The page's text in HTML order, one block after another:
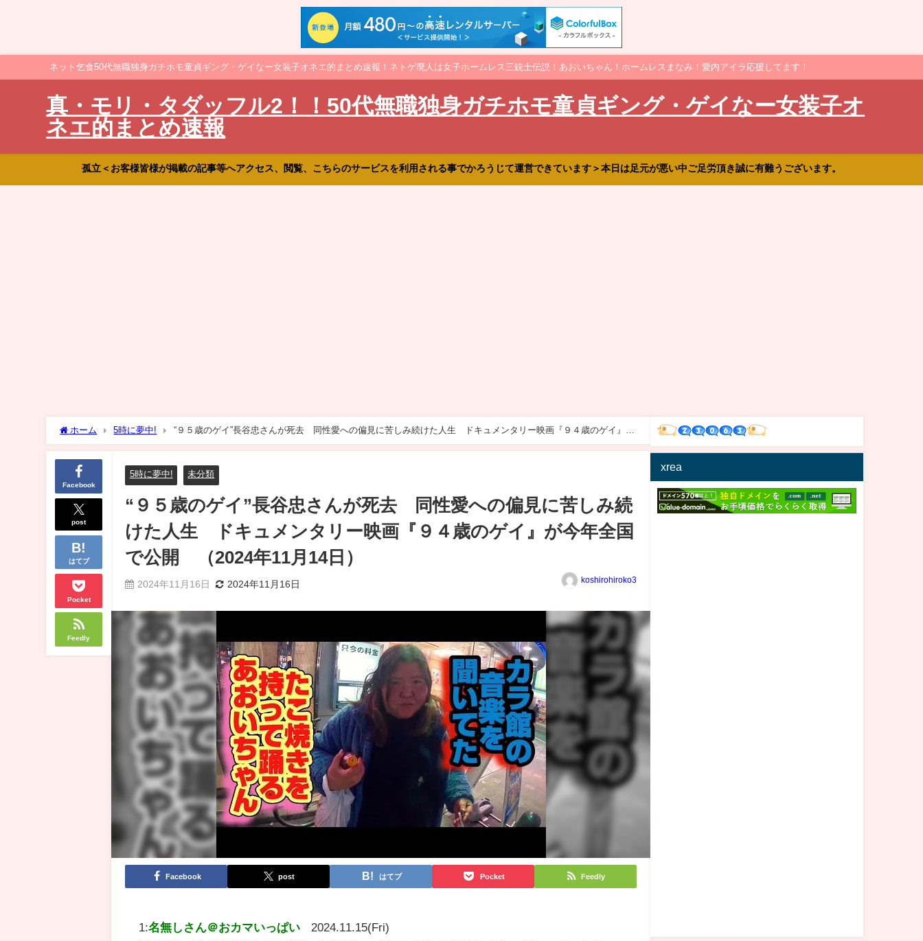
ネット乞食50代無職独身ガチホモ童貞ギング・ゲイなー女装子オネエ的まとめ速報！ネトゲ廃人は女子ホームレス三銃士伝説！あおいちゃん！ホームレスまなみ！愛内アイラ応援してます！
真・モリ・タダッフル2！！50代無職独身ガチホモ童貞ギング・ゲイなー女装子オ
ネエ的まとめ速報
孤立＜お客様皆様が掲載の記事等へアクセス、閲覧、こちらのサービスを利用される事でかろうじて運営できています＞本日は足元が悪い中ご足労頂き誠に有難うございます。
ホーム 5時に夢中!
“９５歳のゲイ”長谷忠さんが死去 同性愛への偏見に苦しみ続けた人生 ドキュメンタリー映画『９４歳のゲイ』が
今年全国で公開 （2024年11月14日）
Facebook
post
はてブ
Pocket
Feedly
5時に夢中! 未分類
“９５歳のゲイ”長谷忠さんが死去 同性愛への偏見に苦しみ続
けた人生 ドキュメンタリー映画『９４歳のゲイ』が今年全国
で公開 （2024年11月14日）
2024年11月16日 2024年11月16日 koshirohiroko3
Facebook post はてブ Pocket Feedly
1:名無しさん＠おカマいっぱい
2024.11.15(Fri)
xrea